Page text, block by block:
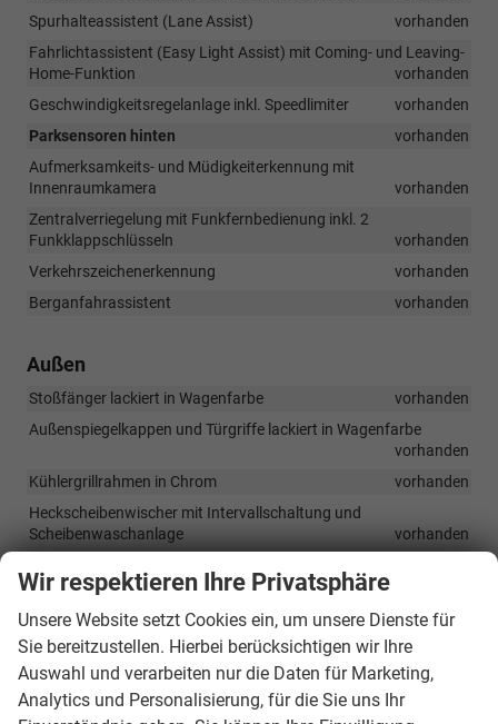
Spurhalteassistent (Lane Assist)
vorhanden
Fahrlichtassistent (Easy Light Assist) mit Coming- und Leaving-
Home-Funktion
vorhanden
Geschwindigkeitsregelanlage inkl. Speedlimiter
vorhanden
Parksensoren hinten
vorhanden
Aufmerksamkeits- und Müdigkeiterkennung mit
Innenraumkamera
vorhanden
Zentralverriegelung mit Funkfernbedienung inkl. 2
Funkklappschlüsseln
vorhanden
Verkehrszeichenerkennung
vorhanden
Berganfahrassistent
vorhanden
Außen
Stoßfänger lackiert in Wagenfarbe
vorhanden
Außenspiegelkappen und Türgriffe lackiert in Wagenfarbe
vorhanden
Kühlergrillrahmen in Chrom
vorhanden
Heckscheibenwischer mit Intervallschaltung und
Scheibenwaschanlage
vorhanden
LED-Tagfahrlicht, in die Hauptscheinwerfer integriert
vorhanden
LED-Seitenblinker, integriert in den Außenspiegeln
vorhanden
LED-Heckleuchten
vorhanden
Nebelscheinwerfer
vorhanden
Wir respektieren Ihre Privatsphäre
Unsere Website setzt Cookies ein, um unsere Dienste für
Sie bereitzustellen. Hierbei berücksichtigen wir Ihre
Auswahl und verarbeiten nur die Daten für Marketing,
Analytics und Personalisierung, für die Sie uns Ihr